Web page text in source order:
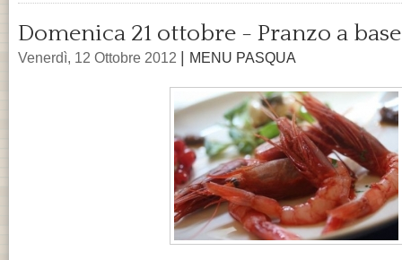
Domenica 21 ottobre - Pranzo a
Venerdì, 12 Ottobre 2012 MENU PASQUA